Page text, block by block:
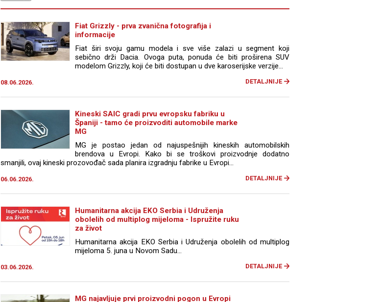
Fiat Grizzly - prva zvanična fotografija i
informacije
Fiat širi svoju gamu modela i sve više zalazi u segment koji
sebično drži Dacia. Ovoga puta, ponuda će biti proširena SUV
modelom Grizzly, koji će biti dostupan u dve karoserijske verzije...
08.06.2026. DETALJNIJE
Kineski SAIC gradi prvu evropsku fabriku u
Španiji - tamo će proizvoditi automobile marke
MG
MG je postao jedan od najuspešnijih kineskih automobilskih
brendova u Evropi. Kako bi se troškovi proizvodnje dodatno
smanjili, ovaj kineski prozovođač sada planira izgradnju fabrike u Evropi...
06.06.2026. DETALJNIJE
Humanitarna akcija EKO Serbia i Udruženja
obolelih od multiplog mijeloma - Ispružite ruku
za život
Humanitarna akcija EKO Serbia i Udruženja obolelih od multiplog
mijeloma 5. juna u Novom Sadu...
03.06.2026. DETALJNIJE
MG najavljuje prvi proizvodni pogon u Evropi